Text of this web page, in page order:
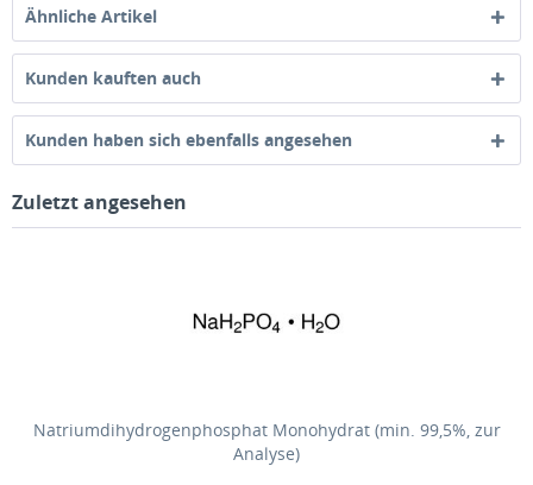
Ähnliche Artikel
Kunden kauften auch
Kunden haben sich ebenfalls angesehen
Zuletzt angesehen
Natriumdihydrogenphosphat Monohydrat (min. 99,5%, zur
Analyse)